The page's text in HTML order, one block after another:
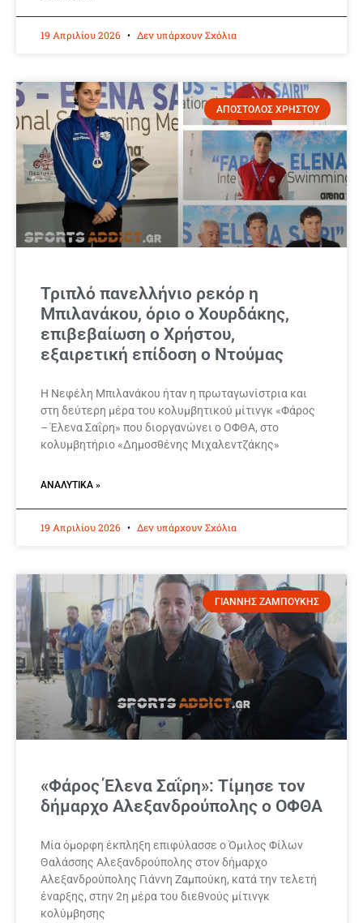
19 Απριλίου 2026 Δεν υπάρχουν Σχόλια
ΑΠΟΣΤΟΛΟΣ ΧΡΗΣΤΟΥ
Τριπλό πανελλήνιο ρεκόρ η
Μπιλανάκου, όριο ο Χουρδάκης,
επιβεβαίωση ο Χρήστου,
εξαιρετική επίδοση ο Ντούμας
Η Νεφέλη Μπιλανάκου ήταν η πρωταγωνίστρια και
στη δεύτερη μέρα του κολυμβητικού μίτινγκ «Φάρος
– Έλενα Σαΐρη» που διοργανώνει ο ΟΦΘΑ, στο
κολυμβητήριο «Δημοσθένης Μιχαλεντζάκης»
ΑΝΑΛΥΤΙΚΆ »
19 Απριλίου 2026 Δεν υπάρχουν Σχόλια
ΓΙΑΝΝΗΣ ΖΑΜΠΟΥΚΗΣ
«Φάρος Έλενα Σαΐρη»: Τίμησε τον
δήμαρχο Αλεξανδρούπολης ο ΟΦΘΑ
Μία όμορφη έκπληξη επιφύλασσε ο Όμιλος Φίλων
Θαλάσσης Αλεξανδρούπολης στον δήμαρχο
Αλεξανδρούπολης Γιάννη Ζαμπούκη, κατά την τελετή
έναρξης, στην 2η μέρα του διεθνούς μίτινγκ
κολύμβησης